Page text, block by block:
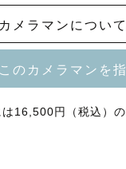
メラマンについ
16,500円（税込）の